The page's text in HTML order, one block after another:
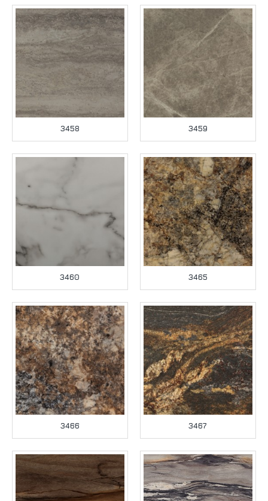
3458 3459
3460 3465
3466 3467